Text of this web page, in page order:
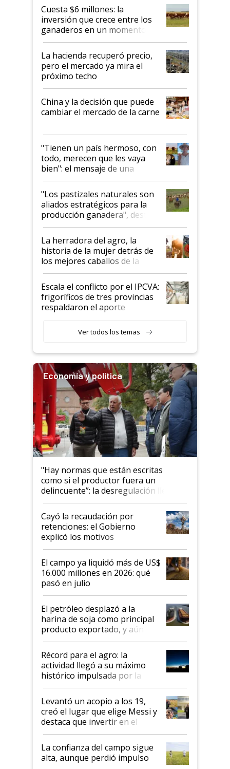
Cuesta $6 millones: la
inversión que crece entre los
ganaderos en un momento
histórico para la actividad
La hacienda recuperó precio,
pero el mercado ya mira el
próximo techo
China y la decisión que puede
cambiar el mercado de la carne
"Tienen un país hermoso, con
todo, merecen que les vaya
bien": el mensaje de una
ganadera uruguaya sobre las
oportunidades que se abren
para el agro en Argentina, con
foco en la carne
"Los pastizales naturales son
aliados estratégicos para la
producción ganadera", destaca
la iniciativa que ya reúne a 46
establecimientos en Argentina
La herradora del agro, la
historia de la mujer detrás de
los mejores caballos de la
Argentina y los mitos que
todavía hacen sufrir a estos
animales: "Mientras me
descalificaban, yo seguí
haciendo currículum"
Escala el conflicto por el IPCVA:
frigoríficos de tres provincias
respaldaron el aporte
Ver todos los temas
Economía y política
"Hay normas que están escritas
como si el productor fuera un
delincuente”: la desregulación llegó
al Congreso Aapresid y hasta se
habló del financiamiento al IPCVA
Cayó la recaudación por
retenciones: el Gobierno
explicó los motivos
El campo ya liquidó más de US$
16.000 millones en 2026: qué
pasó en julio
El petróleo desplazó a la
harina de soja como principal
producto exportado, y aún así
el agro aportó casi seis de cada
diez dólares y sostuvo el
liderazgo en un semestre
récord
Récord para el agro: la
actividad llegó a su máximo
histórico impulsada por la
cosecha y las exportaciones
Levantó un acopio a los 19,
creó el lugar que elige Messi y
destaca que invertir en el
kirchnerismo era como "darle
plata a un hijo para droga":
Juan Félix Rossetti, el libertario
que de una dura crisis salió
La confianza del campo sigue
alta, aunque perdió impulso